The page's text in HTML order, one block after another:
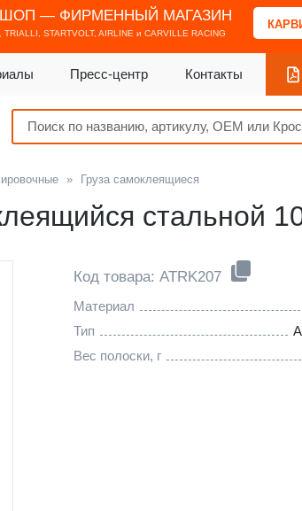
— ФИРМЕННЫЙ МАГАЗИН
TRIALLI, STARTVOLT, AIRLINE и CARVILLE RACING
Пресс-центр Контакты
» Груза самоклеящиеся
стальной
Код товара: ATRK207
Материал
Тип
Вес полоски, г